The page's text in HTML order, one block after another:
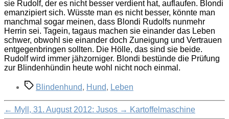
sie Rudolf, der es nicht besser verdient hat, auflaufen. Blondi
emanzipiert sich. Wüsste man es nicht besser, könnte man
manchmal sogar meinen, dass Blondi Rudolfs nunmehr
Herrin sei. Tagein, tagaus machen sie einander das Leben
schwer, obwohl sie einander doch Zuneigung und Vertrauen
entgegenbringen sollten. Die Hölle, das sind sie beide.
Rudolf wird immer jähzorniger. Blondi bestünde die Prüfung
zur Blindenhündin heute wohl nicht noch einmal.
Schlagwörter
Blindenhund, Hund, Leben
← Myll, 31. August 2012: Jusos → Kartoffelmaschine